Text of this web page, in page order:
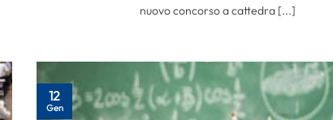
nuovo concorso a cattedra [...]
12
Gen